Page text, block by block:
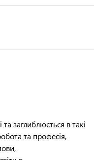
заглиблюється в такі
та професія,